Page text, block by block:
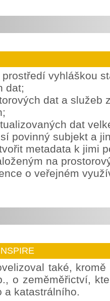
vyhláškou
dat;
dat a služeb
dat
povinný subjekt a
metadata k jimi
na
o veřejném
také,
o zeměměřictví,
a katastrálního.